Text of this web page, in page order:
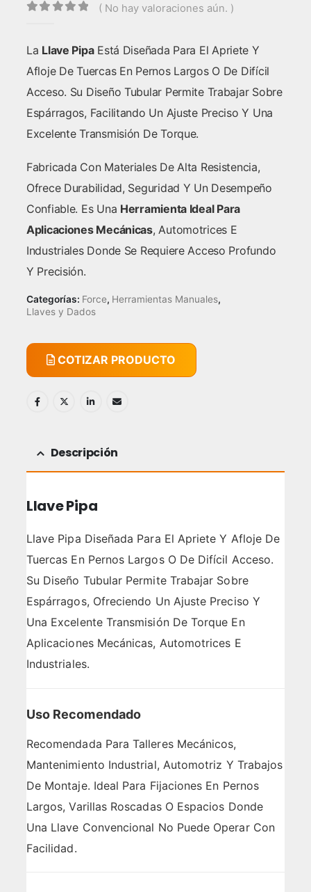
( No hay valoraciones aún. )
La Llave PipaEstá Diseñada Para El Apriete Y
Afloje De Tuercas En Pernos Largos O De Difícil
Acceso. Su Diseño Tubular Permite Trabajar Sobre
Espárragos, Facilitando Un Ajuste Preciso Y Una
Excelente Transmisión De Torque.
Fabricada Con Materiales De Alta Resistencia,
Ofrece Durabilidad, Seguridad Y Un Desempeño
Confiable. Es Una Herramienta Ideal Para
Aplicaciones Mecánicas, Automotrices E
Industriales Donde Se Requiere Acceso Profundo
Y Precisión.
Categorías: Force, Herramientas Manuales,
Llaves y Dados
COTIZAR PRODUCTO
Descripción
Llave Pipa
Llave Pipa Diseñada Para El Apriete Y Afloje De
Tuercas En Pernos Largos O De Difícil Acceso.
Su Diseño Tubular Permite Trabajar Sobre
Espárragos, Ofreciendo Un Ajuste Preciso Y
Una Excelente Transmisión De Torque En
Aplicaciones Mecánicas, Automotrices E
Industriales.
Uso Recomendado
Recomendada Para Talleres Mecánicos,
Mantenimiento Industrial, Automotriz Y Trabajos
De Montaje. Ideal Para Fijaciones En Pernos
Largos, Varillas Roscadas O Espacios Donde
Una Llave Convencional No Puede Operar Con
Facilidad.